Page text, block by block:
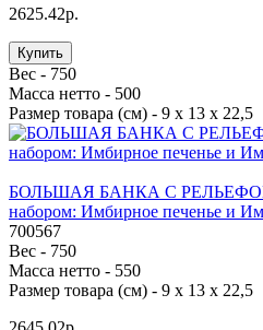
2625.42р.
Купить
Вес - 750
Масса нетто - 500
Размер товара (см) - 9 х 13 х 22,5
БОЛЬШАЯ БАНКА С
набором: Имбирное печенье и
700567
Вес - 750
Масса нетто - 550
Размер товара (см) - 9 х 13 х 22,5